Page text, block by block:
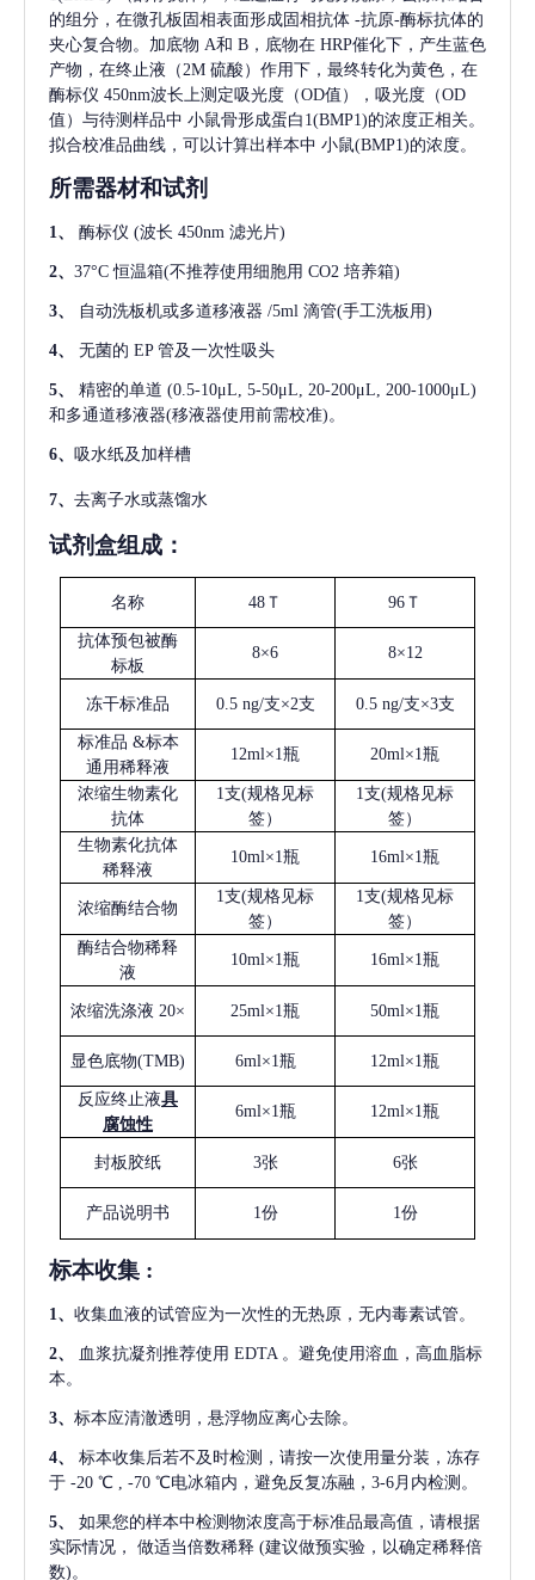
的组分，在微孔板固相表面形成固相抗体 -抗原-酶标抗体的
夹心复合物。加底物 A和 B，底物在 HRP催化下，产生蓝色
产物，在终止液（2M 硫酸）作用下，最终转化为黄色，在
酶标仪 450nm波长上测定吸光度（OD值），吸光度（OD
值）与待测样品中 小鼠骨形成蛋白1(BMP1)的浓度正相关。
拟合校准品曲线，可以计算出样本中 小鼠(BMP1)的浓度。
所需器材和试剂
1、 酶标仪 (波长 450nm 滤光片)
2、 37°C 恒温箱(不推荐使用细胞用 CO2 培养箱)
3、 自动洗板机或多道移液器 /5ml 滴管(手工洗板用)
4、 无菌的 EP 管及一次性吸头
5、 精密的单道 (0.5-10μL, 5-50μL, 20-200μL, 200-1000μL)
和多通道移液器(移液器使用前需校准)。
6、 吸水纸及加样槽
7、 去离子水或蒸馏水
试剂盒组成：
名称 48Ｔ 96Ｔ
抗体预包被酶
标板
8×6 8×12
冻干标准品 0.5 ng/支×2支 0.5 ng/支×3支
标准品 &标本
通用稀释液
12ml×1瓶 20ml×1瓶
浓缩生物素化
抗体
1支(规格见标
签）
1支(规格见标
签）
生物素化抗体
稀释液
10ml×1瓶 16ml×1瓶
浓缩酶结合物
1支(规格见标
签）
1支(规格见标
签）
酶结合物稀释
液
10ml×1瓶 16ml×1瓶
浓缩洗涤液 20× 25ml×1瓶 50ml×1瓶
显色底物(TMB) 6ml×1瓶 12ml×1瓶
反应终止液具
腐蚀性
6ml×1瓶 12ml×1瓶
封板胶纸 3张 6张
产品说明书 1份 1份
标本收集 :
1 、 收集血液的试管应为一次性的无热原，无内毒素试管。
2、 血浆抗凝剂推荐使用 EDTA 。避免使用溶血，高血脂标
本。
3、 标本应清澈透明，悬浮物应离心去除。
4、
标本收集后若不及时检测，请按一次使用量分装，冻存
于 -20 ℃ , -70 ℃电冰箱内，避免反复冻融，3-6月内检测。
5、
如果您的样本中检测物浓度高于标准品最高值，请根据
实际情况，
做适当倍数稀释 (建议做预实验，以确定稀释倍
数)。